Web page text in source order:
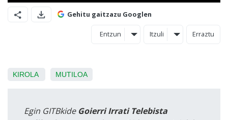
Gehitu gaitzazu Googlen
Entzun Itzuli Erraztu
KIROLA MUTILOA
Egin GITBkide Goierri Irrati Telebista